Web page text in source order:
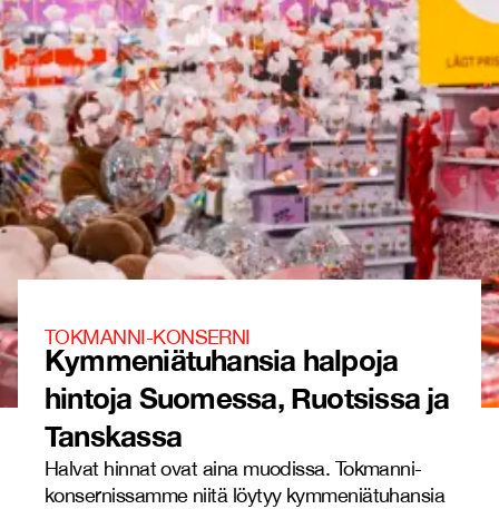
TOKMANNI-KONSERNI
Kymmeniätuhansia halpoja
hintoja Suomessa, Ruotsissa ja
Tanskassa
Halvat hinnat ovat aina muodissa. Tokmanni-
konsernissamme niitä löytyy kymmeniätuhansia